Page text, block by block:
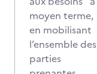
moyen terme,
en mobilisant
l’ensemble des
parties